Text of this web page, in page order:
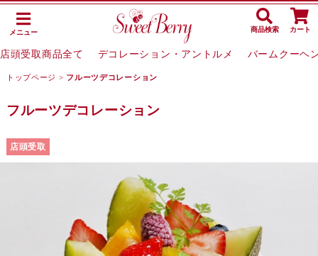
メニュー 商品検索 カート
店頭受取商品全て デコレーション・アントルメ バームクーヘ
トップページ > フルーツデコレーション
フルーツデコレーション
店頭受取